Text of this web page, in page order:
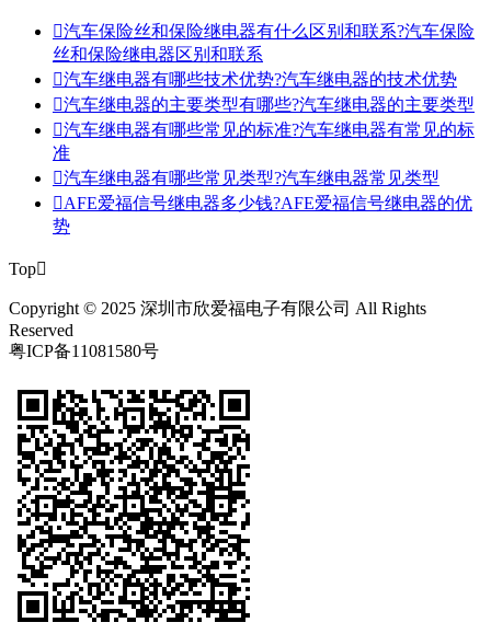
汽车保险丝和保险继电器有什么区别和联系?汽车保险
丝和保险继电器区别和联系
汽车继电器有哪些技术优势?汽车继电器的技术优势
汽车继电器的主要类型有哪些?汽车继电器的主要类型
汽车继电器有哪些常见的标准?汽车继电器有常见的标
准
汽车继电器有哪些常见类型?汽车继电器常见类型
AFE爱福信号继电器多少钱?AFE爱福信号继电器的优
势
Top
Copyright © 2025 深圳市欣爱福电子有限公司 All Rights
Reserved
粤ICP备11081580号